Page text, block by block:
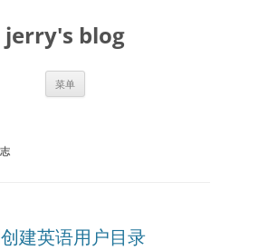
jerry's blog
菜单
建英语用户目录